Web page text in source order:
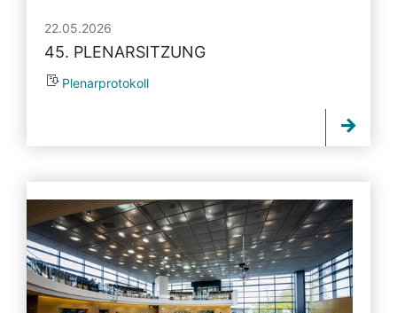
22.05.2026
45. PLENARSITZUNG
Plenarprotokoll